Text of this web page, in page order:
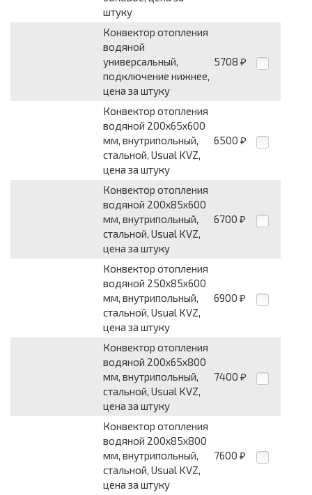
штуку
Конвектор отопления
водяной
универсальный,
подключение нижнее,
цена за штуку
5708 ₽
Конвектор отопления
водяной 200х65х600
мм, внутрипольный,
стальной, Usual KVZ,
цена за штуку
6500 ₽
Конвектор отопления
водяной 200х85х600
мм, внутрипольный,
стальной, Usual KVZ,
цена за штуку
6700 ₽
Конвектор отопления
водяной 250х85х600
мм, внутрипольный,
стальной, Usual KVZ,
цена за штуку
6900 ₽
Конвектор отопления
водяной 200х65х800
мм, внутрипольный,
стальной, Usual KVZ,
цена за штуку
7400 ₽
Конвектор отопления
водяной 200х85х800
мм, внутрипольный,
стальной, Usual KVZ,
цена за штуку
7600 ₽